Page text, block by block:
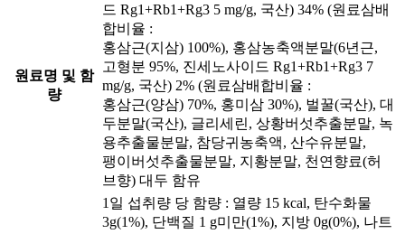
원료명 및 함
량
드 Rg1+Rb1+Rg3 5 mg/g, 국산) 34% (원료삼배
합비율 :
홍삼근(지삼) 100%), 홍삼농축액분말(6년근,
고형분 95%, 진세노사이드 Rg1+Rb1+Rg3 7
mg/g, 국산) 2% (원료삼배합비율 :
홍삼근(양삼) 70%, 홍미삼 30%), 벌꿀(국산), 대
두분말(국산), 글리세린, 상황버섯추출분말, 녹
용추출물분말, 참당귀농축액, 산수유분말,
팽이버섯추출물분말, 지황분말, 천연향료(허
브향) 대두 함유
1일 섭취량 당 함량 : 열량 15 kcal, 탄수화물
3g(1%), 단백질 1 g미만(1%), 지방 0g(0%), 나트